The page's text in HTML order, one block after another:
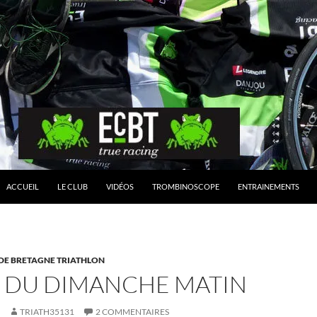
ACCUEIL LE CLUB VIDÉOS TROMBINOSCOPE ENTRAINEMENTS
BRETAGNE TRIATHLON
DU DIMANCHE MATIN
TRIATH35131 2 COMMENTAIRES